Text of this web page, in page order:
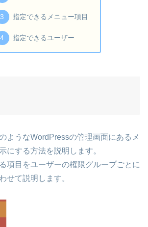
指定できるメニュー項目
指定できるユーザー
ようなWordPressの管理画面にあるメ
にする方法を説明します。
項目をユーザーの権限グループごとに
せて説明します。